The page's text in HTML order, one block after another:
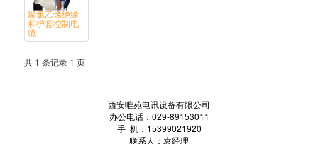
聚氯乙烯绝缘
和护套控制电
缆
共 1 条记录 1 页
西安唯苑电讯设备有限公司
办公电话：029-89153011
手 机：15399021920
联系人：袁经理